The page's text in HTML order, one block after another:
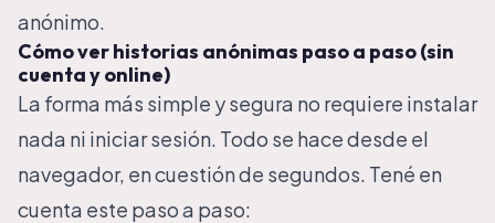
anónimo.
Cómo ver historias anónimas paso a paso (sin
cuenta y online)
La forma más simple y segura no requiere instalar
nada ni iniciar sesión. Todo se hace desde el
navegador, en cuestión de segundos. Tené en
cuenta este paso a paso: